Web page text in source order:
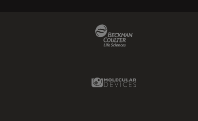
Molecular Devices Link